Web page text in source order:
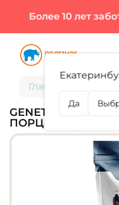
Более 10 лет
Главная
GENETICLAB,
ПОРЦИЙ)
Да